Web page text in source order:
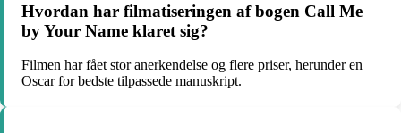
Hvordan har filmatiseringen af bogen Call Me
by Your Name klaret sig?
Filmen har fået stor anerkendelse og flere priser, herunder en
Oscar for bedste tilpassede manuskript.